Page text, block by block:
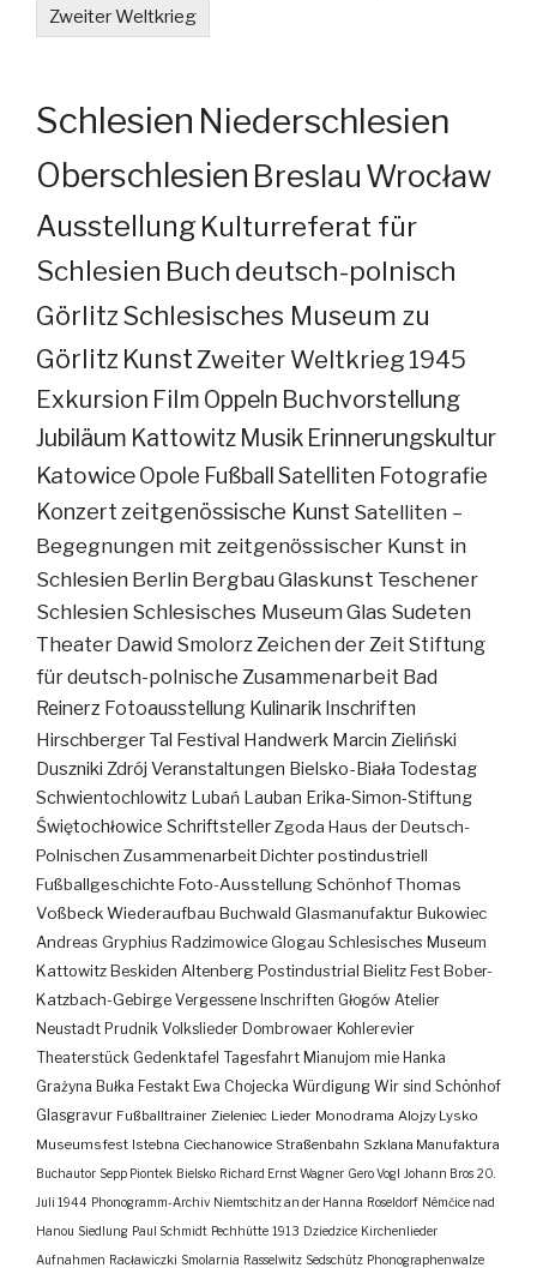
Zweiter Weltkrieg
Schlesien Niederschlesien
Oberschlesien Breslau Wrocław
Ausstellung Kulturreferat für
Schlesien Buch deutsch-polnisch
GörlitzSchlesisches Museum zu
Görlitz KunstZweiter Weltkrieg 1945
Exkursion Film Oppeln Buchvorstellung
Jubiläum Kattowitz Musik Erinnerungskultur
KatowiceOpole FußballSatelliten Fotografie
Konzertzeitgenössische Kunst Satelliten –
Begegnungen mit zeitgenössischer Kunst in
Schlesien Berlin BergbauGlaskunst Teschener
Schlesien Schlesisches MuseumGlas Sudeten
Theater Dawid Smolorz Zeichen der Zeit Stiftung
für deutsch-polnische Zusammenarbeit Bad
Reinerz Fotoausstellung Kulinarik Inschriften
Hirschberger Tal Festival Handwerk Marcin Zieliński
Duszniki Zdrój Veranstaltungen Bielsko-Biała Todestag
Schwientochlowitz
Lubań Lauban Erika-Simon-Stiftung
Świętochłowice SchriftstellerZgoda Haus der Deutsch-
Polnischen ZusammenarbeitDichterpostindustriell
Fußballgeschichte Foto-AusstellungSchönhofThomas
VoßbeckWiederaufbau Buchwald Glasmanufaktur Bukowiec
Andreas Gryphius Radzimowice Glogau Schlesisches Museum
Kattowitz Beskiden Altenberg Postindustrial Bielitz Fest Bober-
Katzbach-Gebirge Vergessene Inschriften Głogów Atelier
Neustadt Prudnik Volkslieder Dombrowaer Kohlerevier
Theaterstück Gedenktafel Tagesfahrt Mianujom mie Hanka
Grażyna Bułka Festakt Ewa Chojecka Würdigung Wir sind Schönhof
Glasgravur Fußballtrainer Zieleniec Lieder Monodrama Alojzy Lysko
Museumsfest Istebna Ciechanowice Straßenbahn Szklana Manufaktura
Buchautor Sepp Piontek Bielsko Richard Ernst Wagner Gero Vogl Johann Bros 20.
Juli 1944 Phonogramm-Archiv Niemtschitz an der Hanna Roseldorf Némčice nad
Hanou Siedlung Paul Schmidt Pechhütte 1913 Dziedzice Kirchenlieder
Aufnahmen Racławiczki Smolarnia Rasselwitz Sedschütz Phonographenwalze